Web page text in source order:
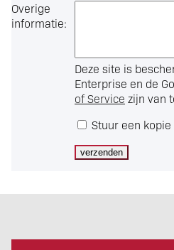
Overige
informatie:
Deze site is
Enterprise en de
of Service zijn van
Stuur een